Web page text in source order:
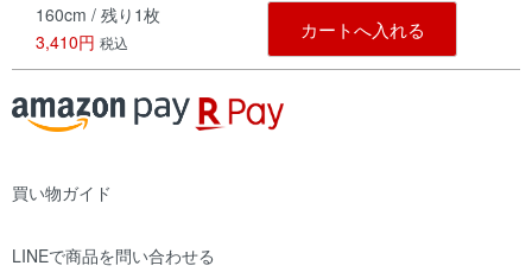
160cm / 残り1枚
3,410円 税込
カートへ入れる
買い物ガイド
LINEで商品を問い合わせる